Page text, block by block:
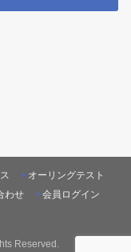
オーリングテスト
わせ
会員ログイン
Reserved.